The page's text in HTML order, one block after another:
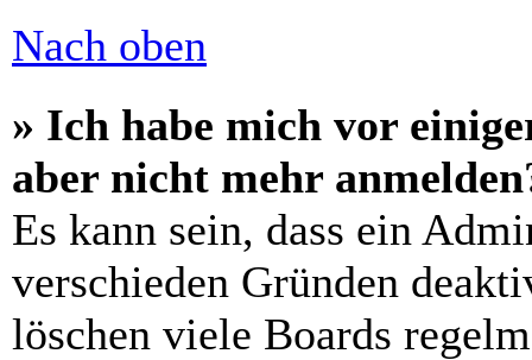
Nach oben
» Ich habe mich vor
aber nicht mehr
Es kann sein, dass ein
verschieden Gründen
löschen viele Boards